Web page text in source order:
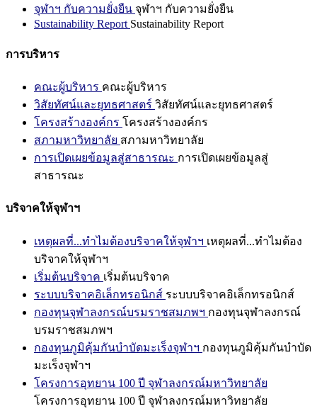
จุฬาฯ กับความยั่งยืน จุฬาฯ กับความยั่งยืน
Sustainability Report Sustainability Report
การบริหาร
คณะผู้บริหาร คณะผู้บริหาร
วิสัยทัศน์และยุทธศาสตร์ วิสัยทัศน์และยุทธศาสตร์
โครงสร้างองค์กร โครงสร้างองค์กร
สภามหาวิทยาลัย สภามหาวิทยาลัย
การเปิดเผยข้อมูลสู่สาธารณะ การเปิดเผยข้อมูลสู่
สาธารณะ
บริจาคให้จุฬาฯ
เหตุผลที่...ทำไมต้องบริจาคให้จุฬาฯ เหตุผลที่...ทำไมต้อง
บริจาคให้จุฬาฯ
เริ่มต้นบริจาค เริ่มต้นบริจาค
ระบบบริจาคอิเล็กทรอนิกส์ ระบบบริจาคอิเล็กทรอนิกส์
กองทุนจุฬาลงกรณ์บรมราชสมภพฯ กองทุนจุฬาลงกรณ์
บรมราชสมภพฯ
กองทุนภูมิคุ้มกันบำบัดมะเร็งจุฬาฯ กองทุนภูมิคุ้มกันบำบัด
มะเร็งจุฬาฯ
โครงการอุทยาน 100 ปี จุฬาลงกรณ์มหาวิทยาลัย
โครงการอุทยาน 100 ปี จุฬาลงกรณ์มหาวิทยาลัย